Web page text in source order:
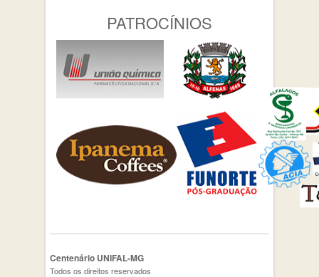
PATROCÍNIOS
Centenário UNIFAL-MG
Todos os direitos reservados